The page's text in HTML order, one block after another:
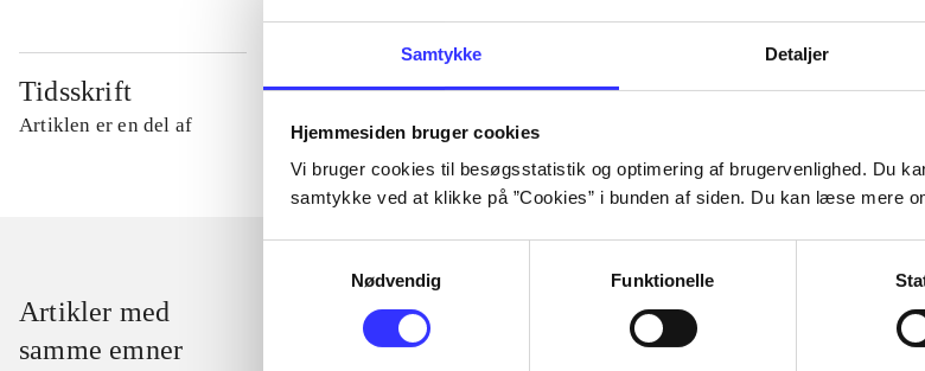
Samtykke Detaljer
Hjemmesiden bruger cookies
Vi bruger cookies til besøgsstatistik og optimering af brugervenlighed. Du
samtykke ved at klikke på ”Cookies” i bunden af siden. Du kan læse mere
Nødvendig
Funktionelle
Tidsskrift
Artiklen er en del af
Artiklerne i
Artikler med
samme emner